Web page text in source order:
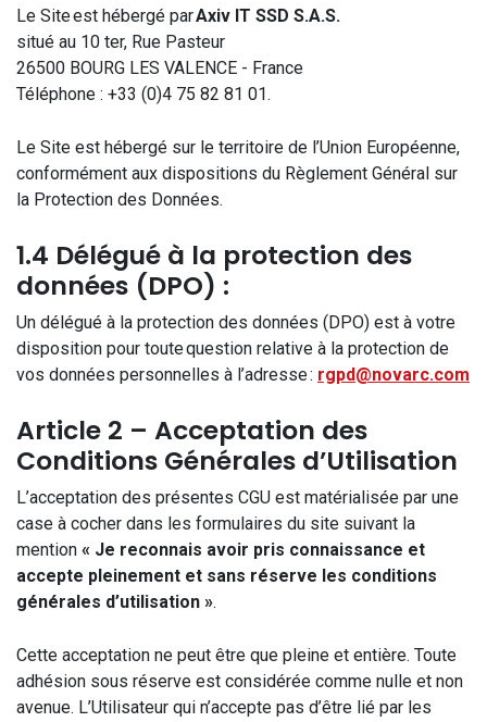
Le Site est hébergé parAxiv IT SSD S.A.S.
situé au 10 ter, Rue Pasteur
26500 BOURG LES VALENCE - France
Téléphone : +33 (0)4 75 82 81 01.
Le Site est hébergé sur le territoire de l’Union Européenne,
conformément aux dispositions du Règlement Général sur
la Protection des Données.
1.4 Délégué à la protection des
données (DPO) :
Un délégué à la protection des données (DPO) est à votre
disposition pour toute question relative à la protection de
vos données personnelles à l’adresse : rgpd@novarc.com
Article 2 – Acceptation des
Conditions Générales d’Utilisation
L’acceptation des présentes CGU est matérialisée par une
case à cocher dans les formulaires du site suivant la
mention « Je reconnais avoir pris connaissance et
accepte pleinement et sans réserve les conditions
générales d’utilisation ».
Cette acceptation ne peut être que pleine et entière. Toute
adhésion sous réserve est considérée comme nulle et non
avenue. L’Utilisateur qui n’accepte pas d’être lié par les